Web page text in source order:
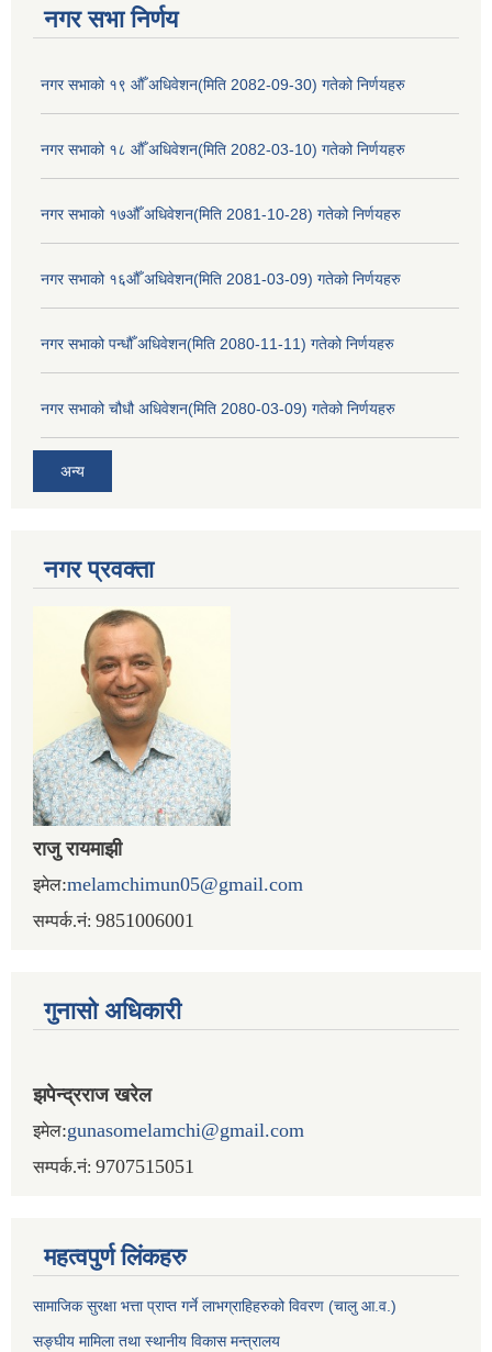
नगर सभा निर्णय
नगर सभाको १९ औँ अधिवेशन(मिति 2082-09-30) गतेको निर्णयहरु
नगर सभाको १८ औँ अधिवेशन(मिति 2082-03-10) गतेको निर्णयहरु
नगर सभाको १७औँ अधिवेशन(मिति 2081-10-28) गतेको निर्णयहरु
नगर सभाको १६औँ अधिवेशन(मिति 2081-03-09) गतेको निर्णयहरु
नगर सभाको पन्धौँ अधिवेशन(मिति 2080-11-11) गतेको निर्णयहरु
नगर सभाको चौधौ अधिवेशन(मिति 2080-03-09) गतेको निर्णयहरु
अन्य
नगर प्रव‌क्ता
राजु रायमाझी
इमेल:melamchimun05@gmail.com
सम्पर्क.नं: 9851006001
गुनासो अधिकारी
झपेन्द्रराज खरेल
इमेल:gunasomelamchi@gmail.com
सम्पर्क.नं: 9707515051
महत्वपुर्ण लिंकहरु
सामाजिक सुरक्षा भत्ता प्राप्त गर्ने लाभग्राहिहरुको विवरण (चालु आ.व.)
सङ्घीय मामिला तथा स्थानीय विकास मन्त्रालय